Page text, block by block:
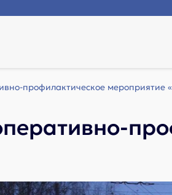
профилактическое мероприятие